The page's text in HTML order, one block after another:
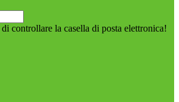
controllare la casella di posta elettronica!